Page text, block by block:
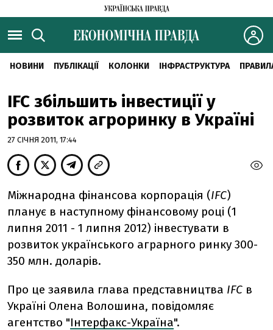
НОВИНИ ПУБЛІКАЦІЇ КОЛОНКИ ІНФРАСТРУКТУРА
IFC збільшить інвестиції у
розвиток агроринку в Україні
27 СІЧНЯ 2011, 17:44
Міжнародна фінансова корпорація (IFC)
планує в наступному фінансовому році (1
липня 2011 - 1 липня 2012) інвестувати в
розвиток українського аграрного ринку 300-
350 млн. доларів.
Про це заявила глава представництва IFC в
Україні Олена Волошина, повідомляє
агентство "Інтерфакс-Україна".